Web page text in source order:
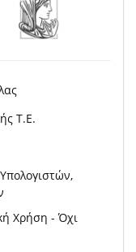
Τ.Ε.
Χρήση - Όχι